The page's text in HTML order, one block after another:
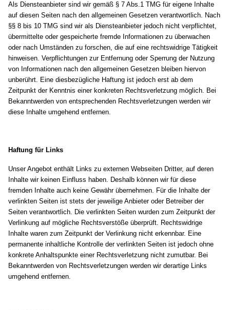
Als Diensteanbieter sind wir gemäß § 7 Abs.1 TMG für eigene Inhalte
auf diesen Seiten nach den allgemeinen Gesetzen verantwortlich. Nach
§§ 8 bis 10 TMG sind wir als Diensteanbieter jedoch nicht verpflichtet,
übermittelte oder gespeicherte fremde Informationen zu überwachen
oder nach Umständen zu forschen, die auf eine rechtswidrige Tätigkeit
hinweisen. Verpflichtungen zur Entfernung oder Sperrung der Nutzung
von Informationen nach den allgemeinen Gesetzen bleiben hiervon
unberührt. Eine diesbezügliche Haftung ist jedoch erst ab dem
Zeitpunkt der Kenntnis einer konkreten Rechtsverletzung möglich. Bei
Bekanntwerden von entsprechenden Rechtsverletzungen werden wir
diese Inhalte umgehend entfernen.
Haftung für Links
Unser Angebot enthält Links zu externen Webseiten Dritter, auf deren
Inhalte wir keinen Einfluss haben. Deshalb können wir für diese
fremden Inhalte auch keine Gewähr übernehmen. Für die Inhalte der
verlinkten Seiten ist stets der jeweilige Anbieter oder Betreiber der
Seiten verantwortlich. Die verlinkten Seiten wurden zum Zeitpunkt der
Verlinkung auf mögliche Rechtsverstöße überprüft. Rechtswidrige
Inhalte waren zum Zeitpunkt der Verlinkung nicht erkennbar. Eine
permanente inhaltliche Kontrolle der verlinkten Seiten ist jedoch ohne
konkrete Anhaltspunkte einer Rechtsverletzung nicht zumutbar. Bei
Bekanntwerden von Rechtsverletzungen werden wir derartige Links
umgehend entfernen.